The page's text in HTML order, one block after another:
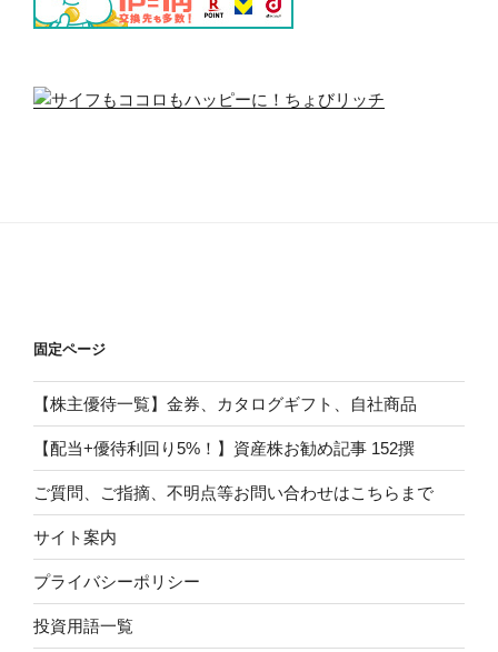
固定ページ
【株主優待一覧】金券、カタログギフト、自社商品
【配当+優待利回り5%！】資産株お勧め記事 152撰
ご質問、ご指摘、不明点等お問い合わせはこちらまで
サイト案内
プライバシーポリシー
投資用語一覧